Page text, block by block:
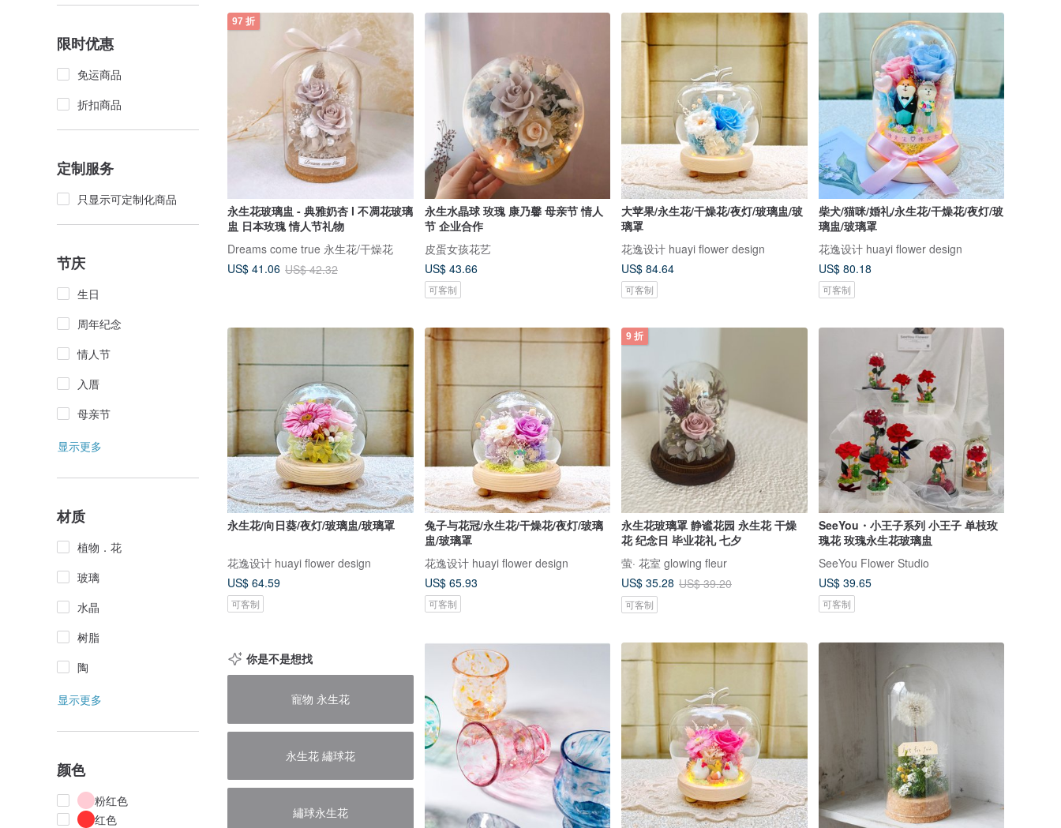
限时优惠
免运商品
折扣商品
定制服务
只显示可定制化商品
节庆
生日
周年纪念
情人节
入厝
母亲节
显示更多
材质
植物．花
玻璃
水晶
树脂
陶
显示更多
颜色
粉红色
红色
97 折
永生花玻璃盅 - 典雅奶杏 l 不凋花玻璃
盅 日本玫瑰 情人节礼物
Dreams come true 永生花/干燥花
US$ 41.06 US$ 42.32
永生水晶球 玫瑰 康乃馨 母亲节 情人
节 企业合作
皮蛋女孩花艺
US$ 43.66
可客制
大苹果/永生花/干燥花/夜灯/玻璃盅/玻
璃罩
花逸设计 huayi flower design
US$ 84.64
可客制
柴犬/猫咪/婚礼/永生花/干燥花/夜灯/玻
璃盅/玻璃罩
花逸设计 huayi flower design
US$ 80.18
可客制
永生花/向日葵/夜灯/玻璃盅/玻璃罩
花逸设计 huayi flower design
US$ 64.59
可客制
兔子与花冠/永生花/干燥花/夜灯/玻璃
盅/玻璃罩
花逸设计 huayi flower design
US$ 65.93
可客制
9 折
永生花玻璃罩 静谧花园 永生花 干燥
花 纪念日 毕业花礼 七夕
萤· 花室 glowing fleur
US$ 35.28 US$ 39.20
可客制
SeeYou・小王子系列 小王子 单枝玫
瑰花 玫瑰永生花玻璃盅
SeeYou Flower Studio
US$ 39.65
可客制
你是不是想找
寵物 永生花
永生花 繡球花
繡球永生花